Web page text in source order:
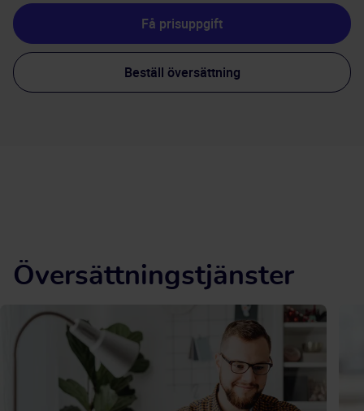
Få prisuppgift
Beställ översättning
Översättningstjänster